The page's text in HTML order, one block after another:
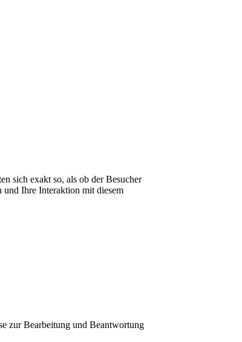
sich exakt so, als ob der Besucher
und Ihre Interaktion mit diesem
zur Bearbeitung und Beantwortung